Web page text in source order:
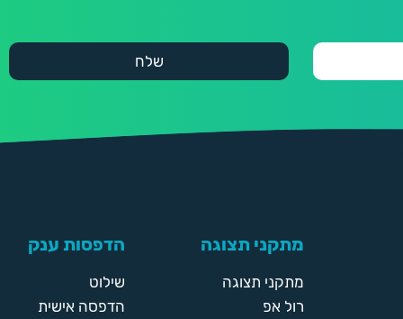
מתקני תצוגה
מתקני תצוגה
רול אפ
הדפסות ענק
שילוט
הדפסה אישית